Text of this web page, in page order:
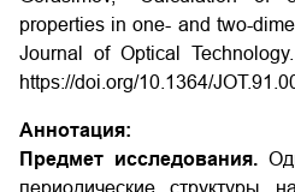
properties in one- and two-
Journal of Optical
https://doi.org/10.1364/
Аннотация:
Предмет исследования.
периодические структуры